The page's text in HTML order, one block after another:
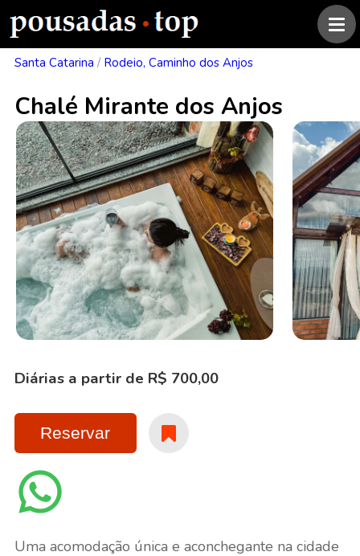
Santa Catarina / Rodeio, Caminho dos Anjos
Chalé Mirante dos Anjos
Diárias a partir de R$ 700,00
Reservar
Uma acomodação única e aconchegante na cidade